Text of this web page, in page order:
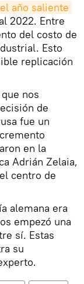
año saliente
2022. Entre
del costo de
Esto
replicación
nos
de
fue un
en la
Adrián Zelaia,
centro de
alemana era
empezó una
sí. Estas
su